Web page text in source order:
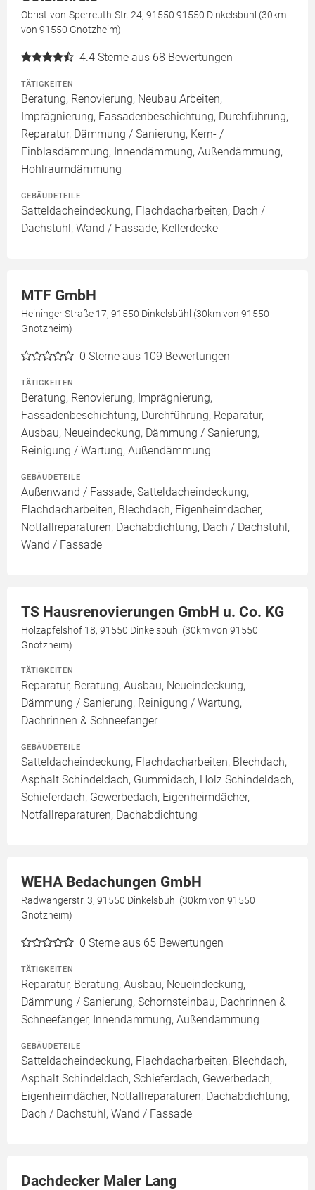
Obrist-von-Sperreuth-Str. 24, 91550 91550 Dinkelsbühl (30km
von 91550 Gnotzheim)
4.4 Sterne aus 68 Bewertungen
TÄTIGKEITEN
Beratung, Renovierung, Neubau Arbeiten,
Imprägnierung, Fassadenbeschichtung, Durchführung,
Reparatur, Dämmung / Sanierung, Kern- /
Einblasdämmung, Innendämmung, Außendämmung,
Hohlraumdämmung
GEBÄUDETEILE
Satteldacheindeckung, Flachdacharbeiten, Dach /
Dachstuhl, Wand / Fassade, Kellerdecke
MTF GmbH
Heininger Straße 17, 91550 Dinkelsbühl (30km von 91550
Gnotzheim)
0 Sterne aus 109 Bewertungen
TÄTIGKEITEN
Beratung, Renovierung, Imprägnierung,
Fassadenbeschichtung, Durchführung, Reparatur,
Ausbau, Neueindeckung, Dämmung / Sanierung,
Reinigung / Wartung, Außendämmung
GEBÄUDETEILE
Außenwand / Fassade, Satteldacheindeckung,
Flachdacharbeiten, Blechdach, Eigenheimdächer,
Notfallreparaturen, Dachabdichtung, Dach / Dachstuhl,
Wand / Fassade
TS Hausrenovierungen GmbH u. Co. KG
Holzapfelshof 18, 91550 Dinkelsbühl (30km von 91550
Gnotzheim)
TÄTIGKEITEN
Reparatur, Beratung, Ausbau, Neueindeckung,
Dämmung / Sanierung, Reinigung / Wartung,
Dachrinnen & Schneefänger
GEBÄUDETEILE
Satteldacheindeckung, Flachdacharbeiten, Blechdach,
Asphalt Schindeldach, Gummidach, Holz Schindeldach,
Schieferdach, Gewerbedach, Eigenheimdächer,
Notfallreparaturen, Dachabdichtung
WEHA Bedachungen GmbH
Radwangerstr. 3, 91550 Dinkelsbühl (30km von 91550
Gnotzheim)
0 Sterne aus 65 Bewertungen
TÄTIGKEITEN
Reparatur, Beratung, Ausbau, Neueindeckung,
Dämmung / Sanierung, Schornsteinbau, Dachrinnen &
Schneefänger, Innendämmung, Außendämmung
GEBÄUDETEILE
Satteldacheindeckung, Flachdacharbeiten, Blechdach,
Asphalt Schindeldach, Schieferdach, Gewerbedach,
Eigenheimdächer, Notfallreparaturen, Dachabdichtung,
Dach / Dachstuhl, Wand / Fassade
Dachdecker Maler Lang